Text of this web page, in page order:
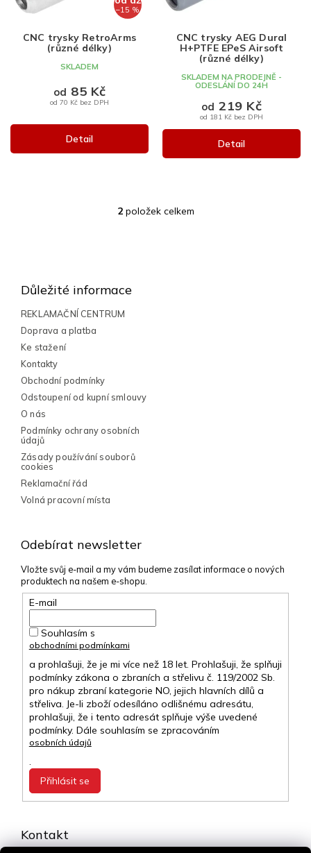
–15 %
CNC trysky RetroArms
(různé délky)
SKLADEM
od 70 Kč bez DPH
od 85 Kč
Detail
CNC trysky AEG Dural
H+PTFE EPeS Airsoft
(různé délky)
SKLADEM NA PRODEJNĚ -
ODESLÁNÍ DO 24H
od 181 Kč bez DPH
od 219 Kč
Detail
O
2položek celkem
Odebírat newsletter
Vložte svůj e-mail a my vám budeme zasílat informace o nových
produktech na našem e-shopu.
E-mail
Souhlasím s
obchodními podmínkami
a prohlašuji, že je mi více než 18 let. Prohlašuji, že splňuji
podmínky zákona o zbraních a střelivu č. 119/2002 Sb.
pro nákup zbraní kategorie NO, jejich hlavních dílů a
střeliva. Je-li zboží odesíláno odlišnému adresátu,
prohlašuji, že i tento adresát splňuje výše uvedené
podmínky. Dále souhlasím se zpracováním
osobních údajů
.
Přihlásit se
Kontakt
Důležité informace
REKLAMAČNÍ CENTRUM
Doprava a platba
Ke stažení
Kontakty
Obchodní podmínky
Odstoupení od kupní smlouvy
O nás
Podmínky ochrany osobních
údajů
Zásady používání souborů
cookies
Reklamační řád
Volná pracovní místa